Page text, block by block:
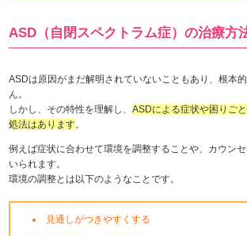
ASD（自閉スペクトラム症）の治療方
ASDは原因がまだ解明されていないこともあり、根本
ん。
しかし、その特性を理解し、ASDによる症状や困りご
処法はあります。
例えば症状に合わせて環境を調整することや、カウン
いられます。
環境の調整とは以下のようなことです。
見通しがつきやすくする